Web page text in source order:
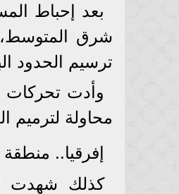
بعد إحباط
شرق
ترسيم الحدود
وأدت تحركات
محاولة لترميم
إفرقيا..
كذلك شهدت